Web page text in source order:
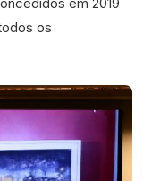
os